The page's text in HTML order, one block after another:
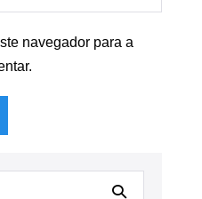
navegador para a